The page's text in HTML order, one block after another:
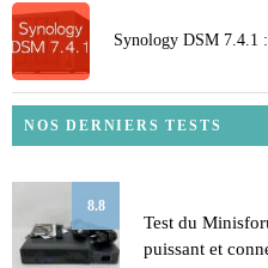
Synology DSM 7.4.1
NOS DERNIERS TESTS
8.8
Test du
puissant et